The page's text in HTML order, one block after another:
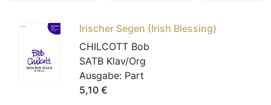
Irischer Segen (Irish Blessing)
CHILCOTT Bob
SATB Klav/Org
Ausgabe: Part
5,10 €